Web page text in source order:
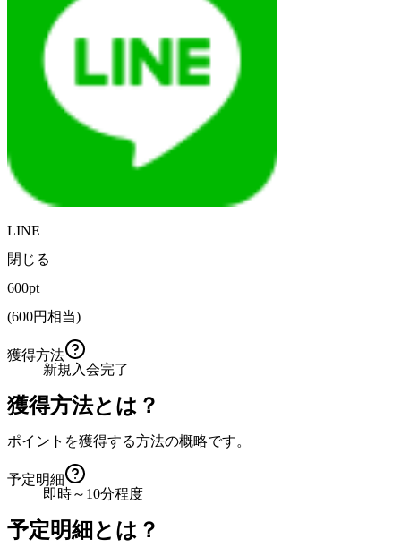
LINE
閉じる
600pt
(600円相当)
獲得方法
新規入会完了
獲得方法とは？
ポイントを獲得する方法の概略です。
予定明細
即時～10分程度
予定明細とは？